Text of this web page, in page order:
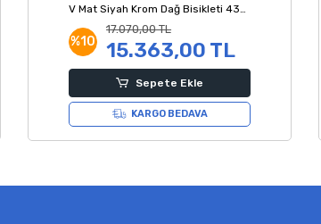
V Mat Siyah Krom Dağ Bisikleti 43
%10
17.070,00 TL
15.363,00 TL
Sepete Ekle
KARGO BEDAVA